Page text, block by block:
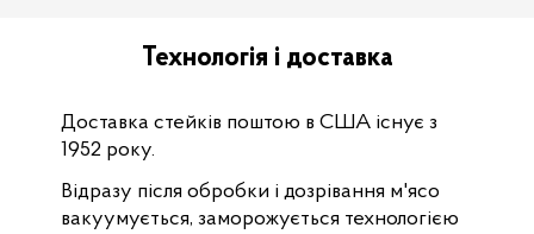
Доставка стейків поштою в США існує з
1952 року.
Технологія і доставка
Відразу після обробки і дозрівання м'ясо
вакуумується, заморожується технологією